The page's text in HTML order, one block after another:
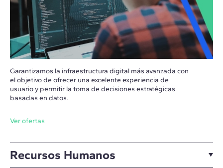
Garantizamos la infraestructura digital más avanzada con
el objetivo de ofrecer una excelente experiencia de
usuario y permitir la toma de decisiones estratégicas
basadas en datos.
Ver ofertas
Recursos Humanos